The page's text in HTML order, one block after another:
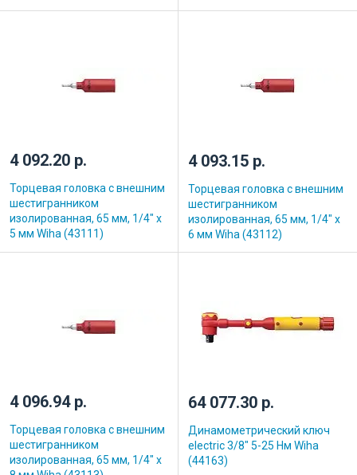
4 092.20 р.
Торцевая головка с внешним
шестигранником
изолированная, 65 мм, 1/4" х
5 мм Wiha (43111)
4 093.15 р.
Торцевая головка с внешним
шестигранником
изолированная, 65 мм, 1/4" х
6 мм Wiha (43112)
4 096.94 р.
Торцевая головка с внешним
шестигранником
изолированная, 65 мм, 1/4" х
64 077.30 р.
Динамометрический ключ
electric 3/8" 5-25 Нм Wiha
(44163)